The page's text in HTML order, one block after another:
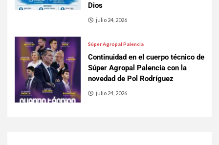
Dios
julio 24, 2026
Súper Agropal Palencia
Continuidad en el cuerpo técnico de
Súper Agropal Palencia con la
novedad de Pol Rodríguez
julio 24, 2026